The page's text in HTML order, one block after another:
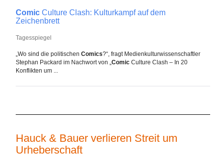
Comic Culture Clash: Kulturkampf auf dem
Zeichenbrett
Tagesspiegel
„Wo sind die politischen Comics?“, fragt Medienkulturwissenschaftler
Stephan Packard im Nachwort von „Comic Culture Clash – In 20
Konflikten um ...
Hauck & Bauer verlieren Streit um
Urheberschaft